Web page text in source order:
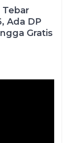
Ada DP
Gratis